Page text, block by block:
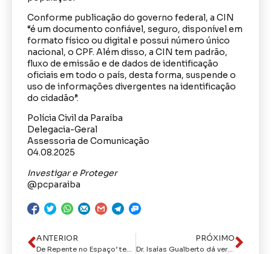
Conforme publicação do governo federal, a CIN
“é um documento confiável, seguro, disponível em
formato físico ou digital e possui número único
nacional, o CPF. Além disso, a CIN tem padrão,
fluxo de emissão e de dados de identificação
oficiais em todo o país, desta forma, suspende o
uso de informações divergentes na identificação
do cidadão”.
Polícia Civil da Paraíba
Delegacia-Geral
Assessoria de Comunicação
04.08.2025
Investigar e Proteger
@pcparaiba
ANTERIOR PRÓXIMO
Dr. Isaías Gualberto dá verdadeira aula sobre trânsito no programa CPAD Notícias